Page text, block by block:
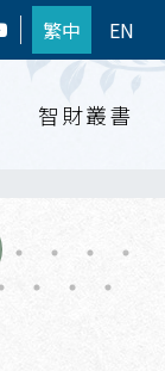
繁中 EN
智財叢書